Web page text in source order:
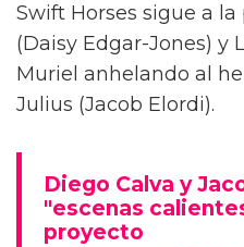
Swift Horses sigue a
(Daisy Edgar-Jones) y
Muriel anhelando al
Julius (Jacob Elordi).
Diego Calva y
"escenas
proyecto